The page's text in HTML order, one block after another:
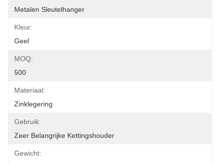
Metalen Sleutelhanger
Kleur:
Geel
MOQ:
500
Materiaal:
Zinklegering
Gebruik:
Zeer Belangrijke Kettingshouder
Gewicht: